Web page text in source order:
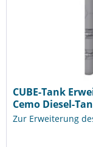
CUBE-Tank
Cemo Diesel-
Zur Erweiterung